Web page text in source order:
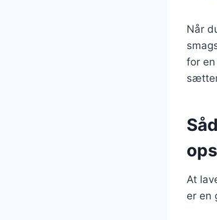
Når
for
At
er en